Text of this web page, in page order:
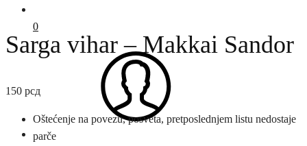
0
Sarga vihar – Makkai Sandor
150 рсд
Oštećenje na povezu, posveta, pretposlednjem listu nedostaje
parče